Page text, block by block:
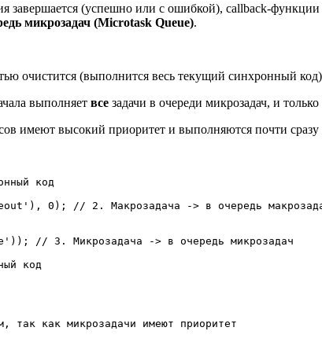
завершается (успешно или с ошибкой), callback-
микрозадач (Microtask Queue).
очистится (выполнится весь текущий синхронный
выполняет все задачи в очереди микрозадач, и
имеют высокий приоритет и выполняются почти
код
), 0 );
// 2. Макрозадача -> в очередь
));
// 3. Микрозадача -> в очередь микрозадач
код
как микрозадачи имеют приоритет